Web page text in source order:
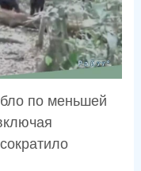
по меньшей